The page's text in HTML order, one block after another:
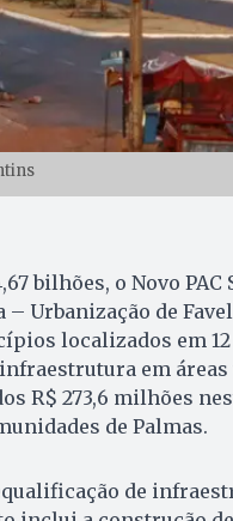
bilhões, o Novo PAC
Urbanização de
localizados em 12
em áreas
R$ 273,6 milhões
de Palmas.
de